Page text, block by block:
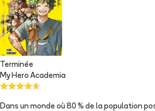
Terminée
My Hero Academia
Dans un monde où 80 % de la population